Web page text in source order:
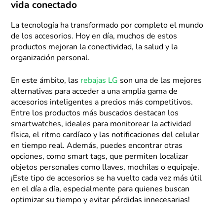
vida conectado
La tecnología ha transformado por completo el mundo
de los accesorios. Hoy en día, muchos de estos
productos mejoran la conectividad, la salud y la
organización personal.
En este ámbito, las rebajas LG son una de las mejores
alternativas para acceder a una amplia gama de
accesorios inteligentes a precios más competitivos.
Entre los productos más buscados destacan los
smartwatches, ideales para monitorear la actividad
física, el ritmo cardíaco y las notificaciones del celular
en tiempo real. Además, puedes encontrar otras
opciones, como smart tags, que permiten localizar
objetos personales como llaves, mochilas o equipaje.
¡Este tipo de accesorios se ha vuelto cada vez más útil
en el día a día, especialmente para quienes buscan
optimizar su tiempo y evitar pérdidas innecesarias!